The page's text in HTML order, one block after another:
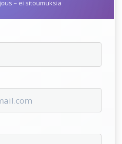
– ei sitoumuksia